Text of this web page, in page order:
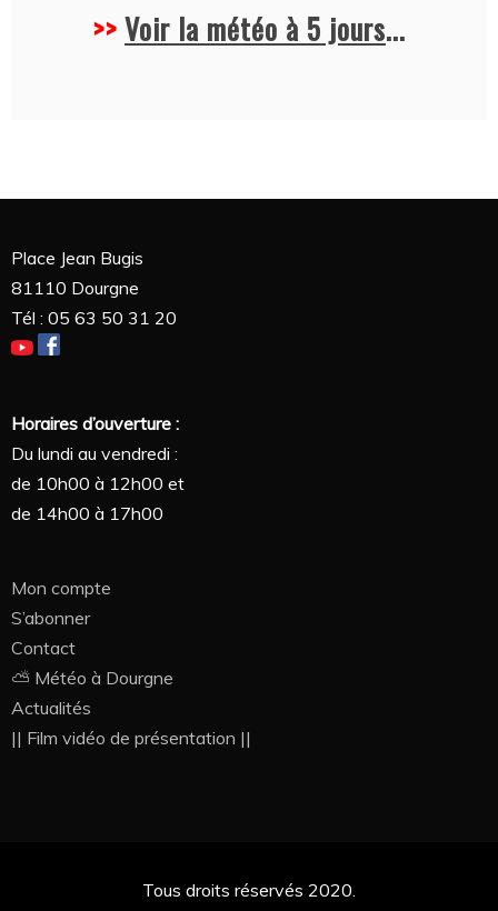
>>Voir la météo à 5 jours...
Place Jean Bugis
81110 Dourgne
Tél : 05 63 50 31 20
Horaires d’ouverture :
Du lundi au vendredi :
de 10h00 à 12h00 et
de 14h00 à 17h00
Mon compte
S’abonner
Contact
⛅ Météo à Dourgne
Actualités
|| Film vidéo de présentation ||
Tous droits réservés 2020.